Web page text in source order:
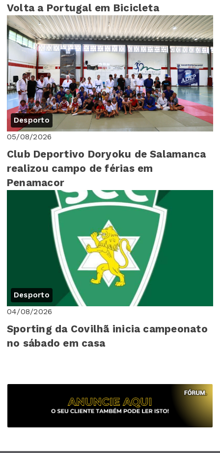
Volta a Portugal em Bicicleta
Desporto
05/08/2026
Club Deportivo Doryoku de Salamanca
realizou campo de férias em
Penamacor
Desporto
04/08/2026
Sporting da Covilhã inicia campeonato
no sábado em casa